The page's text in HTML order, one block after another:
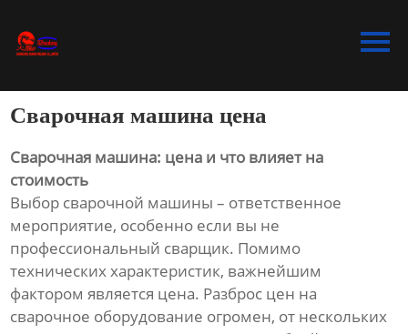
Bидео
Новости
О Hас
Контакты
Сварочная машина цена
Сварочная машина: цена и что влияет на
стоимость
Выбор сварочной машины – ответственное
мероприятие, особенно если вы не
профессиональный сварщик. Помимо
технических характеристик, важнейшим
фактором является цена. Разброс цен на
сварочное оборудование огромен, от нескольких